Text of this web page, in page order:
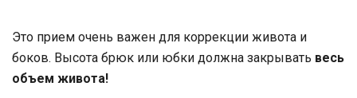
Это прием очень важен для коррекции живота и
боков. Высота брюк или юбки должна закрывать весь
объем живота!